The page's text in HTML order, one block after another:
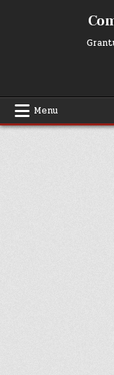
Menu